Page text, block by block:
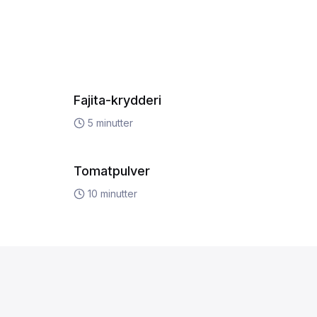
Fajita-krydderi
5 minutter
Tomatpulver
10 minutter